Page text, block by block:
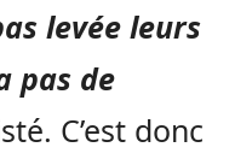
levée leurs
pas de
C’est donc